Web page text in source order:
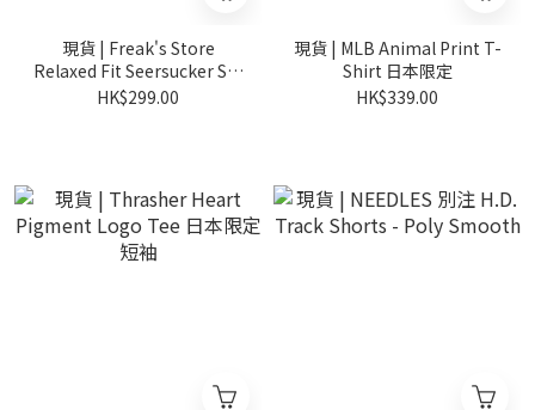
現貨 | Freak's Store
Relaxed Fit Seersucker S/S
Shirt 泡泡紗 短袖
HK$299.00
現貨 | MLB Animal Print T-
Shirt 日本限定
HK$339.00